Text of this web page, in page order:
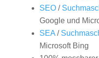
SEO/
Google und
SEA/
Microsoft Bing